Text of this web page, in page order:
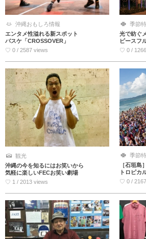
沖縄おもしろ情報
エンタメ性溢れる新スポット
バスケ「CROSSOVER」
♡ 0 / 2587 views
季節
光で紡ぐ
ピースフ
♡ 0 /
観光
沖縄の今を知るにはお笑いから
気軽に楽しいFECお笑い劇場
♡ 1 / 2013 views
季節
［石垣島
トロピカ
♡ 0 /